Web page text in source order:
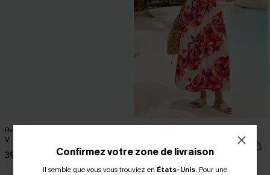
Robe longue verte en tricot à col en
V
39,00 €
46,00 €
Confirmez votre zone de livraison
Il semble que vous vous trouviez en États-Unis. Pour une